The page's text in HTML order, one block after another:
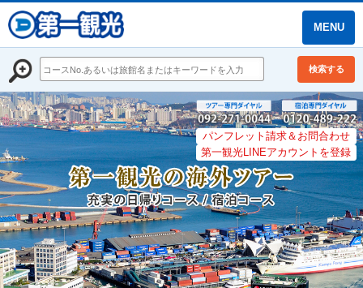
MENU
検索する
パンフレット請求＆お問合わせ
第一観光LINEアカウントを登録